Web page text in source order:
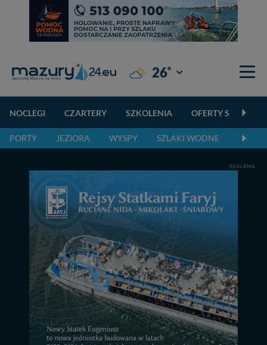
26° Giżycko
NOCLEGI CZARTERY SZKOLENIA OFERTY
PORTY JEZIORA WYSPY SZLAKI WODNE
REKLAMA